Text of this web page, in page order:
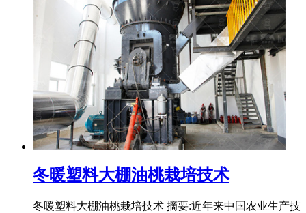
冬暖塑料大棚油桃栽培技术
冬暖塑料大棚油桃栽培技术 摘要:近年来中国农业生产技